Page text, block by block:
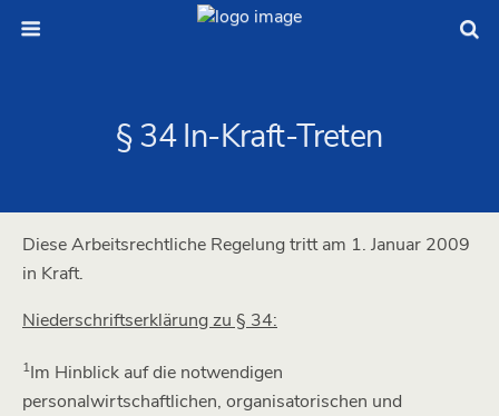
§ 34 In-Kraft-Treten
Diese Arbeitsrechtliche Regelung tritt am 1. Januar 2009
in Kraft.
Niederschriftserklärung zu § 34:
1Im Hinblick auf die notwendigen
personalwirtschaftlichen, organisatorischen und